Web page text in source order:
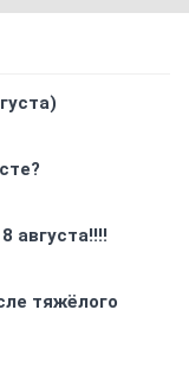
августа!!!!
тяжёлого